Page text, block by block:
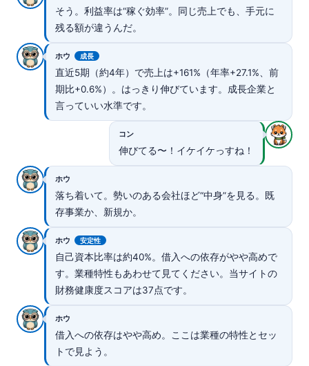
そう。利益率は“稼ぐ効率”。同じ売上でも、手元に
残る額が違うんだ。
ホウ 成長
直近5期（約4年）で売上は+161%（年率+27.1%、前
期比+0.6%）。はっきり伸びています。成長企業と
言っていい水準です。
コン
伸びてる〜！イケイケっすね！
ホウ
落ち着いて。勢いのある会社ほど“中身”を見る。既
存事業か、新規か。
ホウ 安定性
自己資本比率は約40%。借入への依存がやや高めで
す。業種特性もあわせて見てください。当サイトの
財務健康度スコアは37点です。
ホウ
借入への依存はやや高め。ここは業種の特性とセッ
トで見よう。